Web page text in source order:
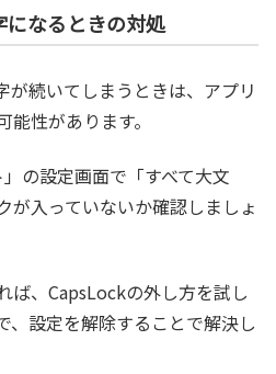
なるときの対処
続いてしまうときは、アプリ
性があります。
の設定画面で「すべて大文
が入っていないか確認しましょ
ば、CapsLockの外し方を試し
、設定を解除することで解決し